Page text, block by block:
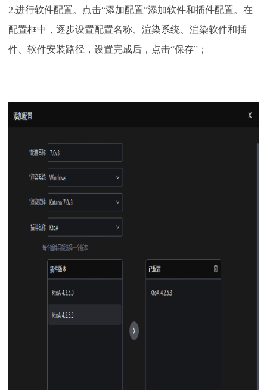
2.进行软件配置。点击“添加配置”添加软件和插件配置。在
配置框中，逐步设置配置名称、渲染系统、渲染软件和插
件、软件安装路径，设置完成后，点击“保存”；